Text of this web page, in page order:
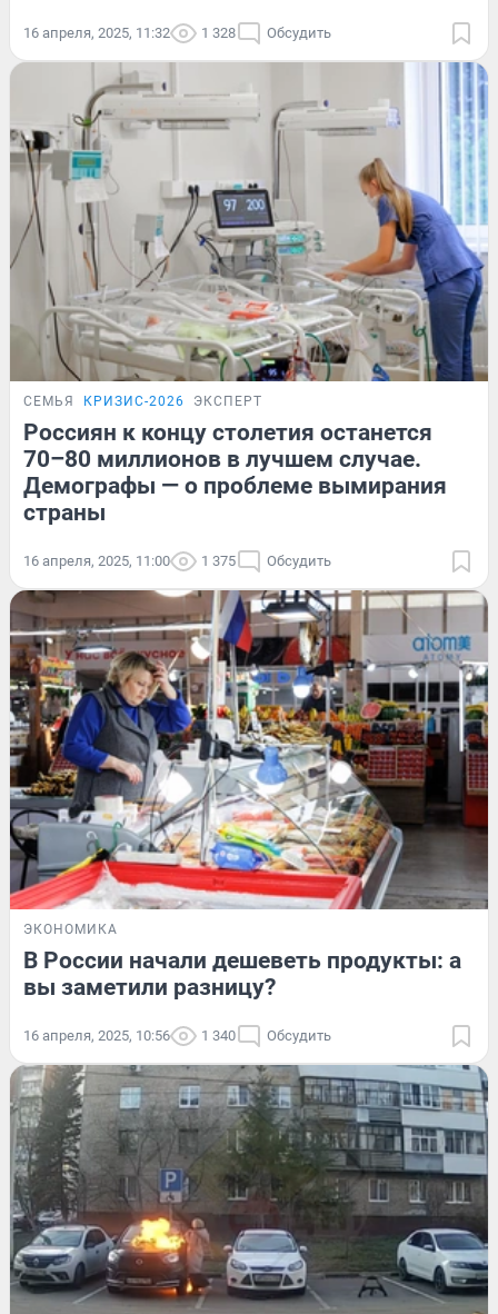
16 апреля, 2025, 11:32 1 328 Обсудить
СЕМЬЯ КРИЗИС-2026 ЭКСПЕРТ
Россиян к концу столетия останется
70–80 миллионов в лучшем случае.
Демографы — о проблеме вымирания
страны
16 апреля, 2025, 11:00 1 375 Обсудить
ЭКОНОМИКА
В России начали дешеветь продукты: а
вы заметили разницу?
16 апреля, 2025, 10:56 1 340 Обсудить